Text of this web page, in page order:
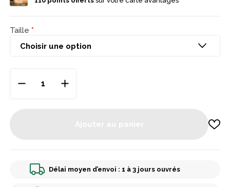
respirante Coupe ergonomique avec ceinture semi-élastiquée
Taille
Délai moyen d’envoi : 1 à 3 jours ouvrés